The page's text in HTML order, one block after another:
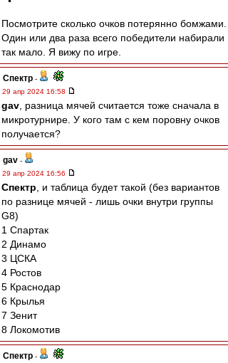
Посмотрите сколько очков потерянно бомжами.
Один или два раза всего победители набирали
так мало. Я вижу по игре.
Спектр -
29 апр 2024 16:58
gav , разница мячей считается тоже сначала в
микротурнире. У кого там с кем поровну очков
получается?
gav -
29 апр 2024 16:56
Спектр , и таблица будет такой (без вариантов
по разнице мячей - лишь очки внутри группы
G8)
1 Спартак
2 Динамо
3 ЦСКА
4 Ростов
5 Краснодар
6 Крылья
7 Зенит
8 Локомотив
Спектр -